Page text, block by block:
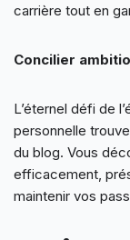
carrière tout en
Concilier
L’éternel défi de
personnelle
du blog. Vous
efficacement,
maintenir vos